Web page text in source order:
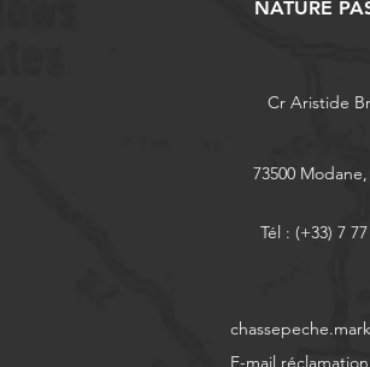
NATURE
Cr Aristide
73500
Tél : (+33) 7
E-mail